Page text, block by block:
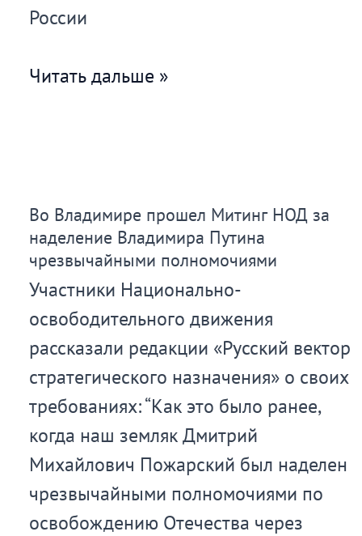
России
Пикеты
Читать дальше »
Во Владимире прошел Митинг НОД за
наделение Владимира Путина
чрезвычайными полномочиями
Участники Национально-
освободительного движения
рассказали редакции «Русский вектор
стратегического назначения» о своих
требованиях: “Как это было ранее,
когда наш земляк Дмитрий
Михайлович Пожарский был наделен
чрезвычайными полномочиями по
освобождению Отечества через